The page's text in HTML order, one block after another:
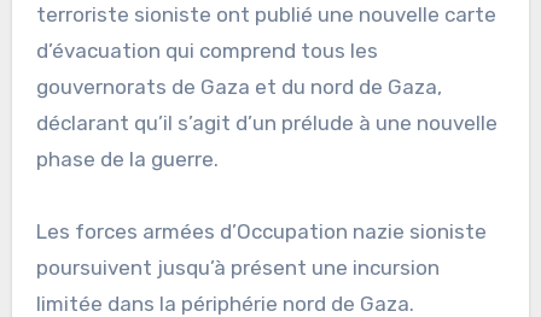
terroriste sioniste ont publié une nouvelle carte
d’évacuation qui comprend tous les
gouvernorats de Gaza et du nord de Gaza,
déclarant qu’il s’agit d’un prélude à une nouvelle
phase de la guerre.
Les forces armées d’Occupation nazie sioniste
poursuivent jusqu’à présent une incursion
limitée dans la périphérie nord de Gaza.